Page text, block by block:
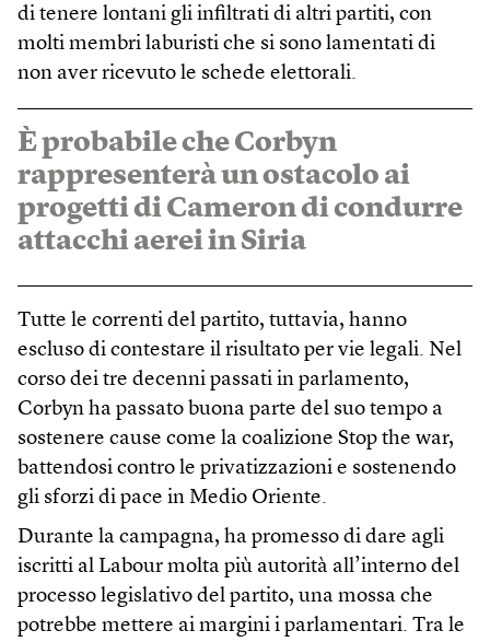
di tenere lontani gli infiltrati di altri partiti, con
molti membri laburisti che si sono lamentati di
non aver ricevuto le schede elettorali.
È probabile che Corbyn
rappresenterà un ostacolo ai
progetti di Cameron di condurre
attacchi aerei in Siria
Tutte le correnti del partito, tuttavia, hanno
escluso di contestare il risultato per vie legali. Nel
corso dei tre decenni passati in parlamento,
Corbyn ha passato buona parte del suo tempo a
sostenere cause come la coalizione Stop the war,
battendosi contro le privatizzazioni e sostenendo
gli sforzi di pace in Medio Oriente.
Durante la campagna, ha promesso di dare agli
iscritti al Labour molta più autorità all’interno del
processo legislativo del partito, una mossa che
potrebbe mettere ai margini i parlamentari. Tra le